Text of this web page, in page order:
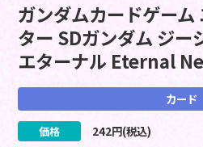
ガンダムカードゲーム
ター SDガンダム ジー
エターナル Eternal
カード
価格 242円(税込)